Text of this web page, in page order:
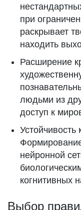
при
раскрывает
находить
Расширение
людьми из
доступ к
нейронной
когнитивных
Выбор